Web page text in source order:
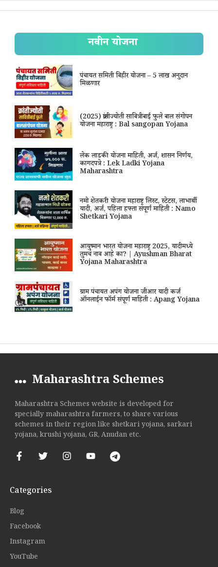
नवीन योजना
पंचायत समिती विहीर योजना – 5 लाख अनुदान
मिळणार
(2025) क्रांतीज्योती सावित्रीबाई फुले बाल संगोपन
योजना महाराष्ट्र : Bal sangopan Yojana
लेक लाडकी योजना माहिती, अर्ज, शासन निर्णय,
कागदपत्रे : Lek Ladki Yojana
Maharashtra
नमो शेतकरी योजना महाराष्ट्र लिस्ट, स्टेटस, लाभार्थी
यादी, अर्ज, पहिला हफ्ता संपूर्ण माहिती : Namo
Shetkari Yojana
आयुष्मान भारत योजना महाराष्ट्र 2025, यादीमध्ये
तुमचं नाव आहे का? | Ayushman Bharat
Yojana Maharashtra
ग्राम पंचायत अपंग योजना जीआर यादी कर्ज
ऑनलाईन फॉर्म संपूर्ण माहिती : Apang Yojana
Maharashtra Schemes
Maharashtra Schemes website is developed for
specially maharashtra farmers, to share various
schemes in their region like shetkari yojana, sarkari
yojana, krushi yojana, GR, Anudan etc.
Categories
Blog
Facebook
Instagram
YouTube